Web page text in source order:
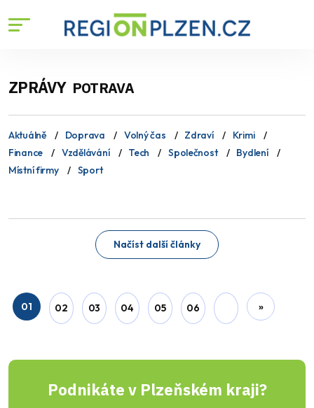
ZPRÁVY POTRAVA
Aktuálně Doprava Volný čas Zdraví
Krimi
Finance
Vzdělávání Tech Společnost
Bydlení
Místní firmy
Sport
Načíst další články
01 02 03 04 05 06 »
Podnikáte v Plzeňském kraji?